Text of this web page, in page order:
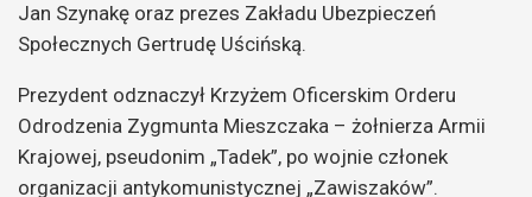
Jan Szynakę oraz prezes Zakładu Ubezpieczeń
Społecznych Gertrudę Uścińską.
Prezydent odznaczył Krzyżem Oficerskim Orderu
Odrodzenia Zygmunta Mieszczaka – żołnierza Armii
Krajowej, pseudonim „Tadek”, po wojnie członek
organizacji antykomunistycznej „Zawiszaków”.